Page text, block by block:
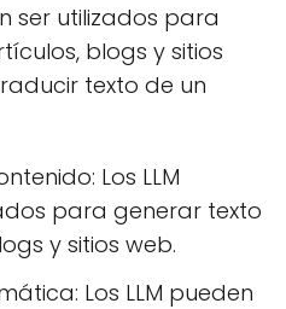
ser utilizados para
blogs y sitios
texto de un
Los LLM
para generar texto
y sitios web.
Los LLM pueden